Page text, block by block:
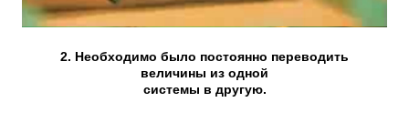
2. Необходимо было постоянно переводить
величины из одной
системы в другую.